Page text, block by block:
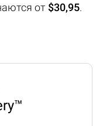
от $30,95.